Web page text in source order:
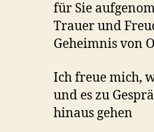
für Sie
Trauer und
Geheimnis von
Ich freue mich,
und es zu
hinaus gehen